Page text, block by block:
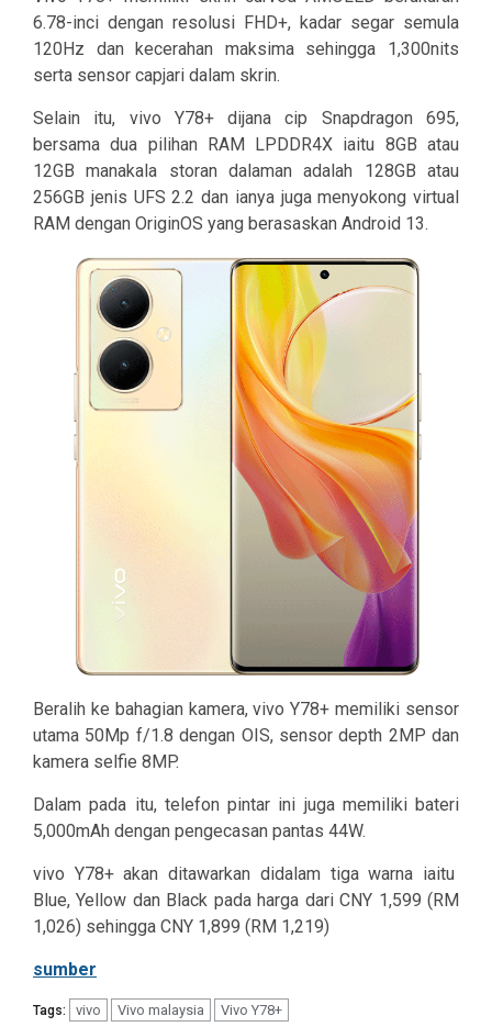
6.78-inci dengan resolusi FHD+, kadar segar semula
120Hz dan kecerahan maksima sehingga 1,300nits
serta sensor capjari dalam skrin.
Selain itu, vivo Y78+ dijana cip Snapdragon 695,
bersama dua pilihan RAM LPDDR4X iaitu 8GB atau
12GB manakala storan dalaman adalah 128GB atau
256GB jenis UFS 2.2 dan ianya juga menyokong virtual
RAM dengan OriginOS yang berasaskan Android 13.
Beralih ke bahagian kamera, vivo Y78+ memiliki sensor
utama 50Mp f/1.8 dengan OIS, sensor depth 2MP dan
kamera selfie 8MP.
Dalam pada itu, telefon pintar ini juga memiliki bateri
5,000mAh dengan pengecasan pantas 44W.
vivo Y78+ akan ditawarkan didalam tiga warna iaitu
Blue, Yellow dan Black pada harga dari CNY 1,599 (RM
1,026) sehingga CNY 1,899 (RM 1,219)
sumber
Tags: vivo Vivo malaysia Vivo Y78+